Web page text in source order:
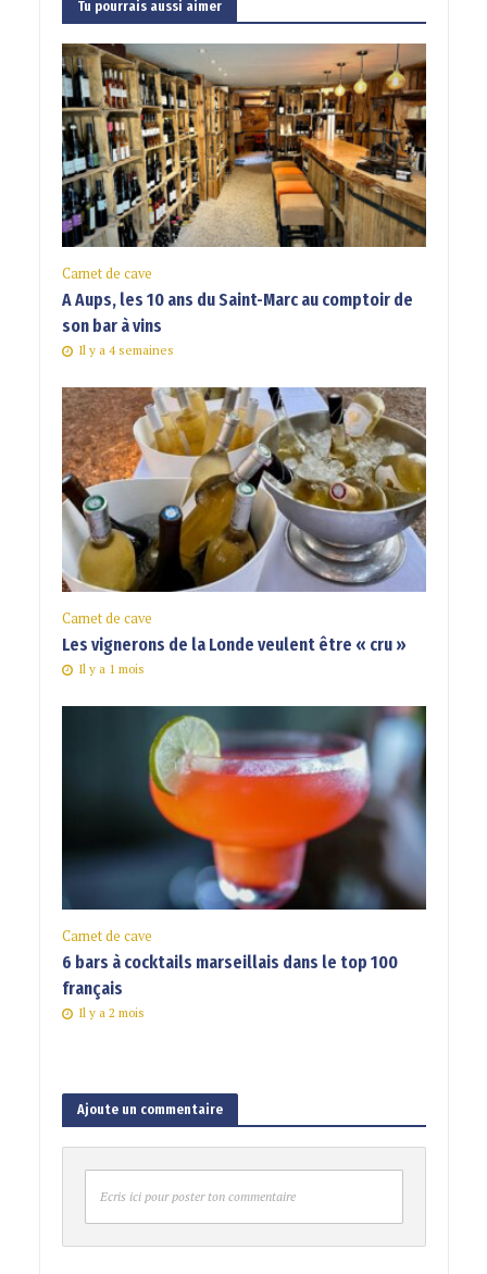
Tu pourrais aussi aimer
Carnet de cave
A Aups, les 10 ans du Saint-Marc au comptoir de
son bar à vins
Il y a 4 semaines
Carnet de cave
Les vignerons de la Londe veulent être « cru »
Il y a 1 mois
Carnet de cave
6 bars à cocktails marseillais dans le top 100
français
Il y a 2 mois
Ajoute un commentaire
Ecris ici pour poster ton commentaire